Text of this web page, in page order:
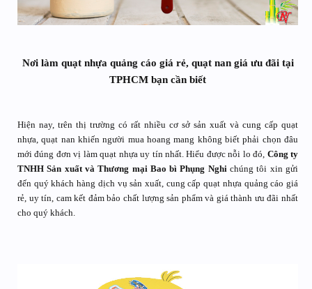
Nơi làm quạt nhựa quảng cáo giá rẻ, quạt nan giá ưu đãi tại
TPHCM bạn cần biết
Hiện nay, trên thị trường có rất nhiều cơ sở sản xuất và cung cấp quạt
nhựa, quạt nan khiến người mua hoang mang không biết phải chọn đâu
mới đúng đơn vị làm quạt nhựa uy tín nhất. Hiểu được nỗi lo đó, Công ty
TNHH Sản xuất và Thương mại Bao bì Phụng Nghichúng tôi xin gửi
đến quý khách hàng dịch vụ sản xuất, cung cấp quạt nhựa quảng cáo giá
rẻ, uy tín, cam kết đảm bảo chất lượng sản phẩm và giá thành ưu đãi nhất
cho quý khách.